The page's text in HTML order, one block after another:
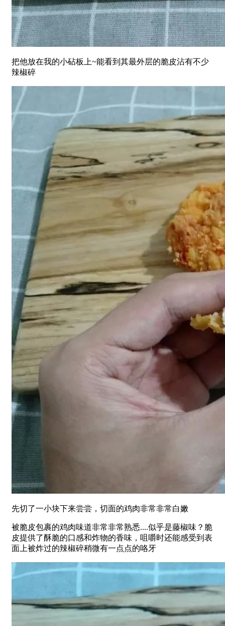
把他放在我的小砧板上~能看到其最外层的脆皮沾有不少
辣椒碎
先切了一小块下来尝尝，切面的鸡肉非常非常白嫩
被脆皮包裹的鸡肉味道非常非常熟悉....似乎是藤椒味？脆
皮提供了酥脆的口感和炸物的香味，咀嚼时还能感受到表
面上被炸过的辣椒碎稍微有一点点的咯牙